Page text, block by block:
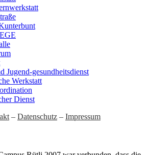
Jugend-gesundheitsdienst
Werkstatt
Dienst
– Datenschutz – Impressum